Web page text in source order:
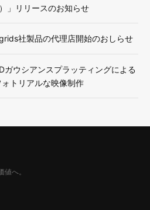
」リリースのお知らせ
社製品の代理店開始のおしらせ
ガウシアンスプラッティングによる
ォトリアルな映像制作
へ。